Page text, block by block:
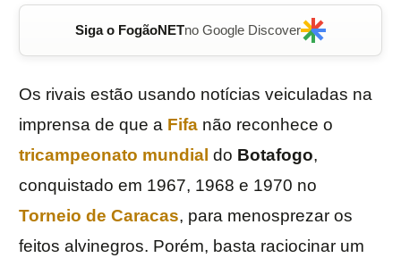
Siga o FogãoNETno Google Discover
Os rivais estão usando notícias veiculadas na
imprensa de que a Fifa não reconhece o
tricampeonato mundial do Botafogo,
conquistado em 1967, 1968 e 1970 no
Torneio de Caracas, para menosprezar os
feitos alvinegros. Porém, basta raciocinar um